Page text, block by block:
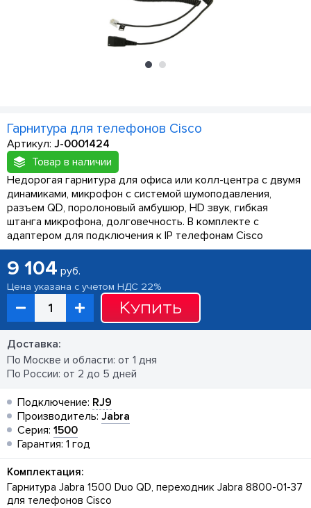
Гарнитура для телефонов Cisco
Артикул: J-0001424
Товар в наличии
Недорогая гарнитура для офиса или колл-центра с двумя
динамиками, микрофон с системой шумоподавления,
разъем QD, поролоновый амбушюр, HD звук, гибкая
штанга микрофона, долговечность. В комплекте с
адаптером для подключения к IP телефонам Cisco
9 104 руб.
Цена указана с учетом НДС 22%
Купить
Доставка:
По Москве и области: от 1 дня
По России: от 2 до 5 дней
Подключение: RJ9
Производитель: Jabra
Серия: 1500
Гарантия: 1 год
Комплектация:
Гарнитура Jabra 1500 Duo QD, переходник Jabra 8800-01-37
для телефонов Cisco